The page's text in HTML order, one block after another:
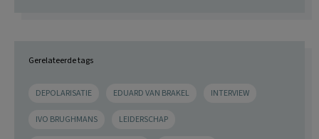
Gerelateerde tags
DEPOLARISATIE EDUARD VAN BRAKEL INTERVIEW
IVO BRUGHMANS LEIDERSCHAP